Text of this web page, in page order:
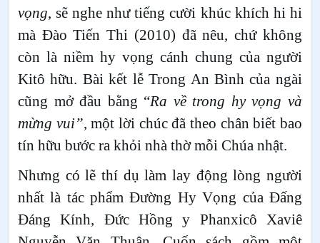
vọng, sẽ nghe như tiếng cười khúc khích hi hi
mà Đào Tiến Thi (2010) đã nêu, chứ không
còn là niềm hy vọng cánh chung của người
Kitô hữu. Bài kết lễ Trong An Bình của ngài
cũng mở đầu bằng “Ra về trong hy vọng và
mừng vui”, một lời chúc đã theo chân biết bao
tín hữu bước ra khỏi nhà thờ mỗi Chúa nhật.
Nhưng có lẽ thí dụ làm lay động lòng người
nhất là tác phẩm Đường Hy Vọng của Đấng
Đáng Kính, Đức Hồng y Phanxicô Xaviê